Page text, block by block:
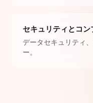
セキュリティとコン
データセキュリティ
ー。